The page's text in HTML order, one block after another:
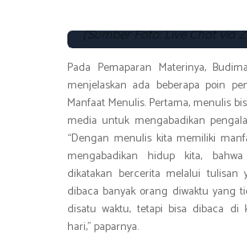
(Sumber Foto: Live Chat via
Pada Pemaparan Materinya,
menjelaskan ada beberapa poin
Manfaat Menulis. Pertama, menulis
media untuk mengabadikan
“Dengan menulis kita memiliki
mengabadikan hidup kita,
dikatakan bercerita melalui tulisan
dibaca banyak orang diwaktu yang
disatu waktu, tetapi bisa dibaca di
hari,” paparnya.